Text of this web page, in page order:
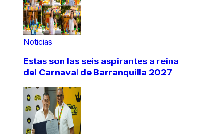
Noticias
Estas son las seis aspirantes a reina
del Carnaval de Barranquilla 2027